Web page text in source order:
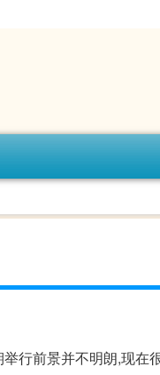
行前景并不明朗,现在